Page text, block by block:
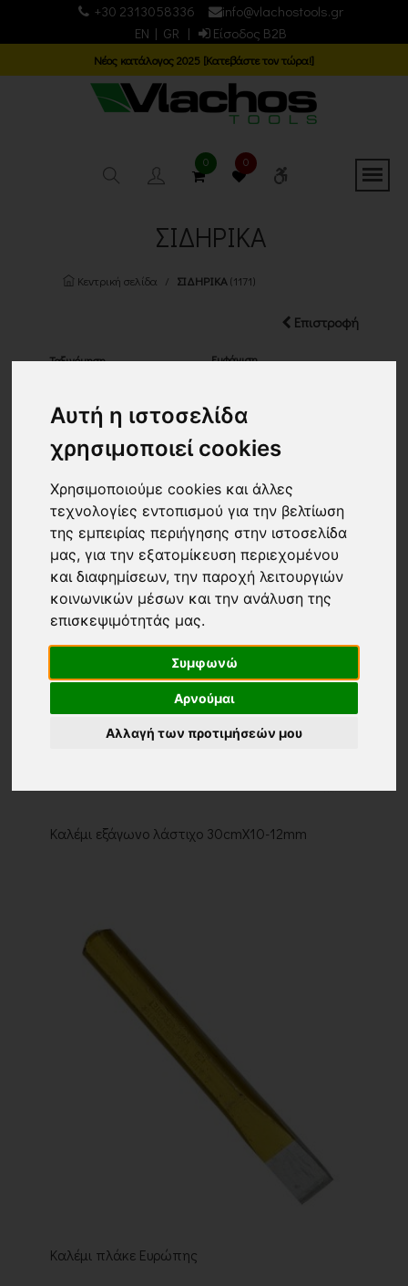
Αυτή η ιστοσελίδα
χρησιμοποιεί cookies
Χρησιμοποιούμε cookies και άλλες
τεχνολογίες εντοπισμού για την βελτίωση
της εμπειρίας περιήγησης στην ιστοσελίδα
μας, για την εξατομίκευση περιεχομένου
και διαφημίσεων, την παροχή λειτουργιών
κοινωνικών μέσων και την ανάλυση της
επισκεψιμότητάς μας.
Συμφωνώ
Αρνούμαι
Αλλαγή των προτιμήσεών μου
+30 2313058336
info@vlachostools.gr
EN | GR | Είσοδος B2B
Νέος κατάλογος 2025 [Κατεβάστε τον τώρα!]
0 0
ΣΙΔΗΡΙΚΑ
Κεντρική σελίδα ΣΙΔΗΡΙΚΑ (1171)
Επιστροφή
Ταξινόμηση Εμφάνιση
Καλέμι εξάγωνο λάστιχο 30cmX10-12mm
Καλέμι πλάκε Ευρώπης